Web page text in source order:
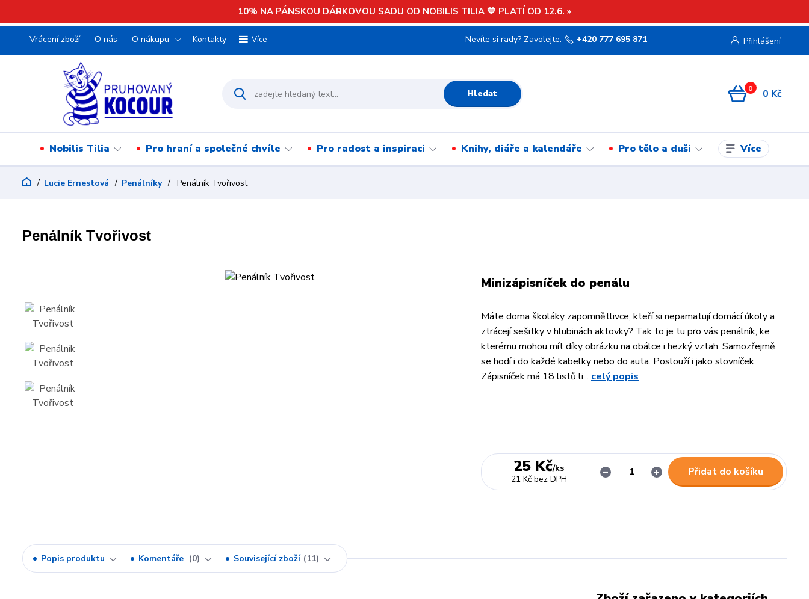
10% NA PÁNSKOU DÁRKOVOU SADU OD NOBILIS TILIA 💙 PLATÍ OD 12.6. »
Vrácení zboží O nás O nákupu Kontakty Více Přihlášení
Hledat
Nevíte si rady? Zavolejte. +420 777 695 871
0 0 Kč
Nobilis Tilia Pro hraní a společné chvíle Pro radost a inspiraci Knihy, diáře a kalendáře Pro tělo a duši Více
Lucie Ernestová Penálníky Penálník Tvořivost
Penálník Tvořivost
Minizápisníček do penálu
Máte doma školáky zapomnětlivce, kteří si nepamatují domácí úkoly a
ztrácejí sešitky v hlubinách aktovky? Tak to je tu pro vás penálník, ke
kterému mohou mít díky obrázku na obálce i hezký vztah. Samozřejmě
se hodí i do každé kabelky nebo do auta. Poslouží i jako slovníček.
Zápisníček má 18 listů li... celý popis
25 Kč/ks
21 Kč bez DPH
Přidat do košíku
Popis produktu Komentáře 0 Související zboží 11